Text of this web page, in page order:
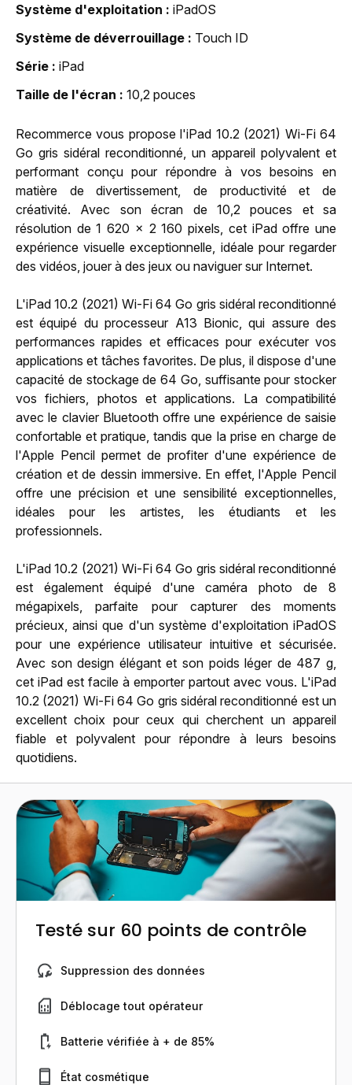
Système d'exploitation
iPadOS
Système de déverrouillage
Touch ID
Série
iPad
Taille de l'écran
10,2 pouces
Recommerce vous propose l'iPad 10.2 (2021) Wi-Fi 64
Go gris sidéral reconditionné, un appareil polyvalent et
performant conçu pour répondre à vos besoins en
matière de divertissement, de productivité et de
créativité. Avec son écran de 10,2 pouces et sa
résolution de 1 620 x 2 160 pixels, cet iPad offre une
expérience visuelle exceptionnelle, idéale pour regarder
des vidéos, jouer à des jeux ou naviguer sur Internet.
L'iPad 10.2 (2021) Wi-Fi 64 Go gris sidéral reconditionné
est équipé du processeur A13 Bionic, qui assure des
performances rapides et efficaces pour exécuter vos
applications et tâches favorites. De plus, il dispose d'une
capacité de stockage de 64 Go, suffisante pour stocker
vos fichiers, photos et applications. La compatibilité
avec le clavier Bluetooth offre une expérience de saisie
confortable et pratique, tandis que la prise en charge de
l'Apple Pencil permet de profiter d'une expérience de
création et de dessin immersive. En effet, l'Apple Pencil
offre une précision et une sensibilité exceptionnelles,
idéales pour les artistes, les étudiants et les
professionnels.
L'iPad 10.2 (2021) Wi-Fi 64 Go gris sidéral reconditionné
est également équipé d'une caméra photo de 8
mégapixels, parfaite pour capturer des moments
précieux, ainsi que d'un système d'exploitation iPadOS
pour une expérience utilisateur intuitive et sécurisée.
Avec son design élégant et son poids léger de 487 g,
cet iPad est facile à emporter partout avec vous. L'iPad
10.2 (2021) Wi-Fi 64 Go gris sidéral reconditionné est un
excellent choix pour ceux qui cherchent un appareil
fiable et polyvalent pour répondre à leurs besoins
quotidiens.
Testé sur 60 points de contrôle
Suppression des données
Déblocage tout opérateur
Batterie vérifiée à + de 85%
État cosmétique